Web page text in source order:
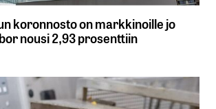
koronnosto on markkinoille jo
nousi 2,93 prosenttiin